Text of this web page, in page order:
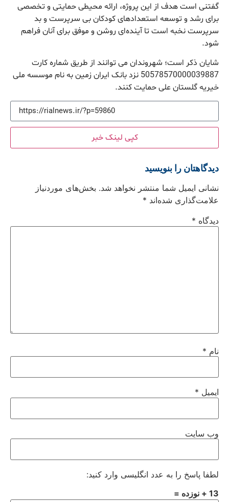
گفتنی است هدف از این پروژه، ارائه محیطی حمایتی و تخصصی
برای رشد و توسعه استعدادهای کودکان بی سرپرست و بد
سرپرست نخبه است تا آینده‌ای روشن و موفق برای آنان فراهم
شود.
شایان ذکر است؛ شهروندان می توانند از طریق شماره کارت
50578570000039887 نزد بانک ایران زمین به نام موسسه ملی
خیریه گلستان علی حمایت کنند.
کپی لینک خبر
دیدگاهتان را بنویسید
نشانی ایمیل شما منتشر نخواهد شد. بخش‌های موردنیاز
علامت‌گذاری شده‌اند *
دیدگاه *
نام *
ایمیل *
وب‌ سایت
لطفا پاسخ را به عدد انگلیسی وارد کنید:
13 + نوزده =